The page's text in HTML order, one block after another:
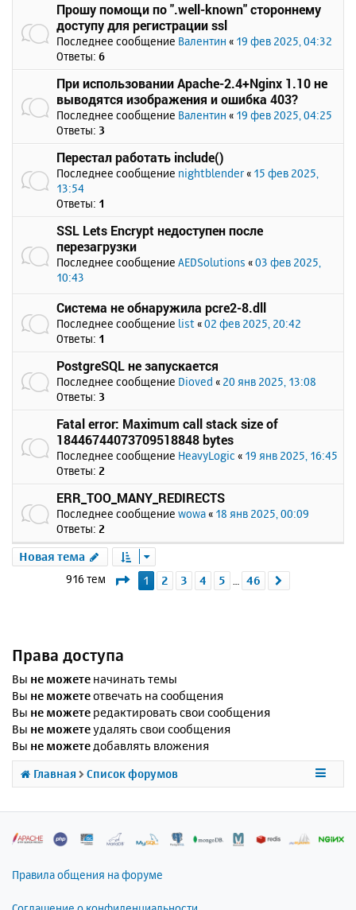
Прошу помощи по ".well-known" стороннему
доступу для регистрации ssl
Последнее сообщение Валентин « 19 фев 2025, 04:32
Ответы: 6
При использовании Apache-2.4+Nginx 1.10 не
выводятся изображения и ошибка 403?
Последнее сообщение Валентин « 19 фев 2025, 04:25
Ответы: 3
Перестал работать include()
Последнее сообщение nightblender « 15 фев 2025,
13:54
Ответы: 1
SSL Lets Encrypt недоступен после
перезагрузки
Последнее сообщение AEDSolutions «03 фев 2025,
10:43
Система не обнаружила pcre2-8.dll
Последнее сообщение list «02 фев 2025, 20:42
Ответы: 1
PostgreSQL не запускается
Последнее сообщение Dioved « 20 янв 2025, 13:08
Ответы: 3
Fatal error: Maximum call stack size of
18446744073709518848 bytes
Последнее сообщение HeavyLogic « 19 янв 2025, 16:45
Ответы: 2
ERR_TOO_MANY_REDIRECTS
Последнее сообщение wowa « 18 янв 2025, 00:09
Ответы: 2
Новая тема
916 тем Страница1 из 46
1 2 3 4 5 46
Права доступа
Вы не можете начинать темы
Вы не можетеотвечать на сообщения
Вы не можете редактировать свои сообщения
Вы не можетеудалять свои сообщения
Вы не можетедобавлять вложения
Главная Список форумов
Правила общения на форуме